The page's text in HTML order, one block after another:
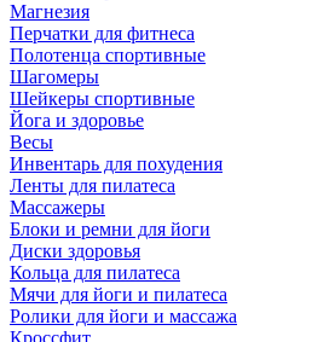
Магнезия
Перчатки для фитнеса
Полотенца спортивные
Шагомеры
Шейкеры спортивные
Йога и здоровье
Весы
Инвентарь для похудения
Ленты для пилатеса
Массажеры
Блоки и ремни для йоги
Диски здоровья
Кольца для пилатеса
Мячи для йоги и пилатеса
Ролики для йоги и массажа
Кроссфит